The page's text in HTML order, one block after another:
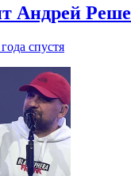
Андрей
спустя